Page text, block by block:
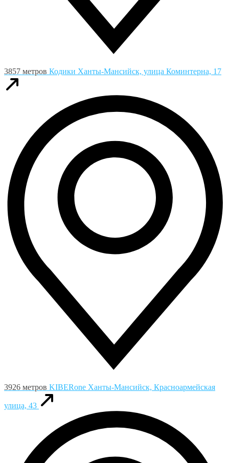
3857 метров Кодики Ханты-Мансийск, улица Коминтерна, 17
3926 метров KIBERone Ханты-Мансийск, Красноармейская
улица, 43